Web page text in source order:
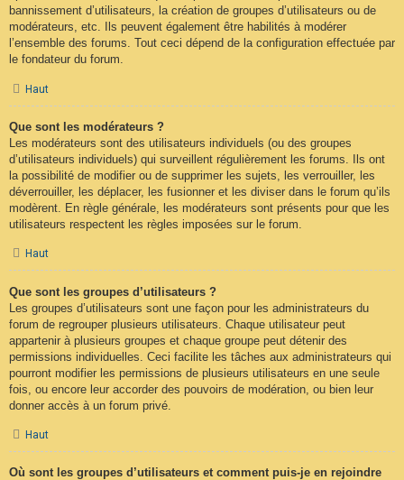
bannissement d’utilisateurs, la création de groupes d’utilisateurs ou de
modérateurs, etc. Ils peuvent également être habilités à modérer
l’ensemble des forums. Tout ceci dépend de la configuration effectuée par
le fondateur du forum.
Haut
Que sont les modérateurs ?
Les modérateurs sont des utilisateurs individuels (ou des groupes
d’utilisateurs individuels) qui surveillent régulièrement les forums. Ils ont
la possibilité de modifier ou de supprimer les sujets, les verrouiller, les
déverrouiller, les déplacer, les fusionner et les diviser dans le forum qu’ils
modèrent. En règle générale, les modérateurs sont présents pour que les
utilisateurs respectent les règles imposées sur le forum.
Haut
Que sont les groupes d’utilisateurs ?
Les groupes d’utilisateurs sont une façon pour les administrateurs du
forum de regrouper plusieurs utilisateurs. Chaque utilisateur peut
appartenir à plusieurs groupes et chaque groupe peut détenir des
permissions individuelles. Ceci facilite les tâches aux administrateurs qui
pourront modifier les permissions de plusieurs utilisateurs en une seule
fois, ou encore leur accorder des pouvoirs de modération, ou bien leur
donner accès à un forum privé.
Haut
Où sont les groupes d’utilisateurs et comment puis-je en rejoindre